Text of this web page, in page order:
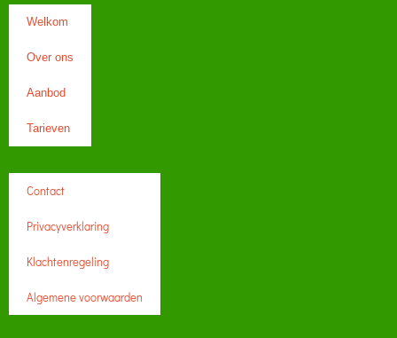
Welkom
Over ons
Aanbod
Tarieven
Contact
Privacyverklaring
Klachtenregeling
Algemene voorwaarden